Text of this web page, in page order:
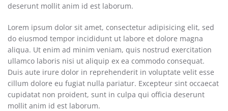
deserunt mollit anim id est laborum.
Lorem ipsum dolor sit amet, consectetur adipisicing elit, sed
do eiusmod tempor incididunt ut labore et dolore magna
aliqua. Ut enim ad minim veniam, quis nostrud exercitation
ullamco laboris nisi ut aliquip ex ea commodo consequat.
Duis aute irure dolor in reprehenderit in voluptate velit esse
cillum dolore eu fugiat nulla pariatur. Excepteur sint occaecat
cupidatat non proident, sunt in culpa qui officia deserunt
mollit anim id est laborum.